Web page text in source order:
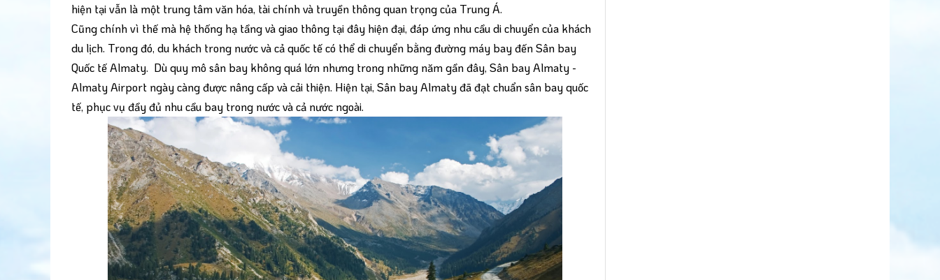
hiện tại vẫn là một trung tâm văn hóa, tài chính và truyền thông quan trọng của Trung Á.
Cũng chính vì thế mà hệ thống hạ tầng và giao thông tại đây hiện đại, đáp ứng nhu cầu di chuyển của khách
du lịch. Trong đó, du khách trong nước và cả quốc tế có thể di chuyển bằng đường máy bay đến Sân bay
Quốc tế Almaty. Dù quy mô sân bay không quá lớn nhưng trong những năm gần đây, Sân bay Almaty -
Almaty Airport ngày càng được nâng cấp và cải thiện. Hiện tại, Sân bay Almaty đã đạt chuẩn sân bay quốc
tế, phục vụ đầy đủ nhu cầu bay trong nước và cả nước ngoài.